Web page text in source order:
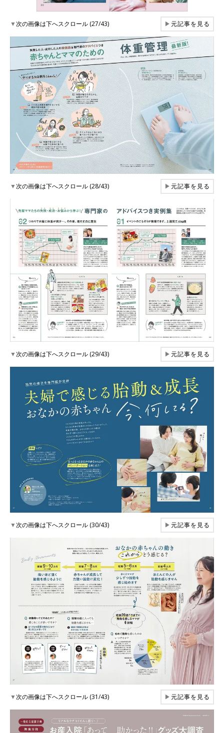
▼次の画像は下へスクロール (27/43) ▶元記事を見る
▼次の画像は下へスクロール (28/43) ▶元記事を見る
▼次の画像は下へスクロール (29/43) ▶元記事を見る
▼次の画像は下へスクロール (30/43) ▶元記事を見る
▼次の画像は下へスクロール (31/43) ▶元記事を見る